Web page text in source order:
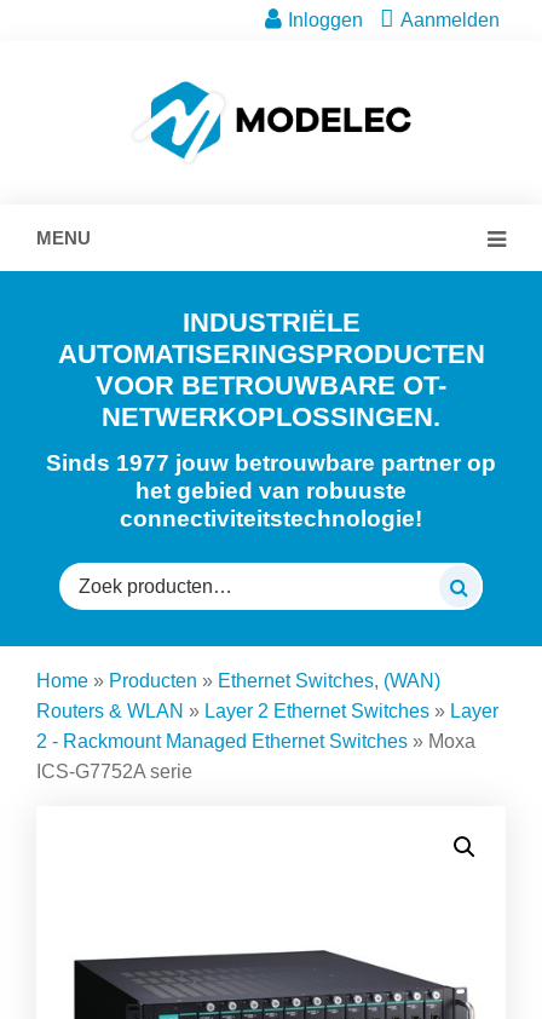
Inloggen Aanmelden
MENU
INDUSTRIËLE
AUTOMATISERINGSPRODUCTEN
VOOR BETROUWBARE OT-
NETWERKOPLOSSINGEN.
Sinds 1977 jouw betrouwbare partner op
het gebied van robuuste
connectiviteitstechnologie!
Zoeken
naar:
Home » Producten » Ethernet Switches, (WAN)
Routers & WLAN » Layer 2 Ethernet Switches » Layer
2 - Rackmount Managed Ethernet Switches » Moxa
ICS-G7752A serie